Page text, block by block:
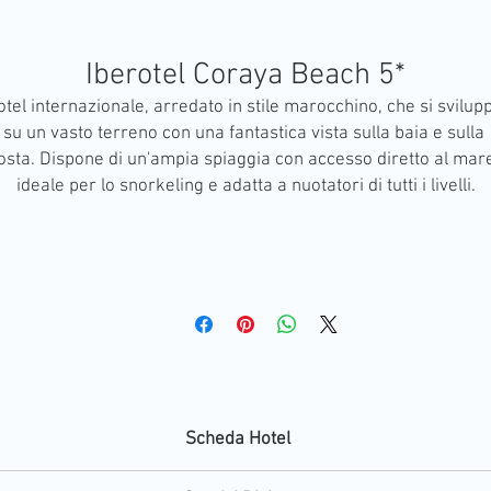
Iberotel Coraya Beach 5*
internazionale, arredato in stile marocchino, che si
su un vasto terreno con una fantastica vista sulla baia e sulla
Dispone di un'ampia spiaggia con accesso diretto al
ideale per lo snorkeling e adatta a nuotatori di tutti i livelli.
Scheda Hotel